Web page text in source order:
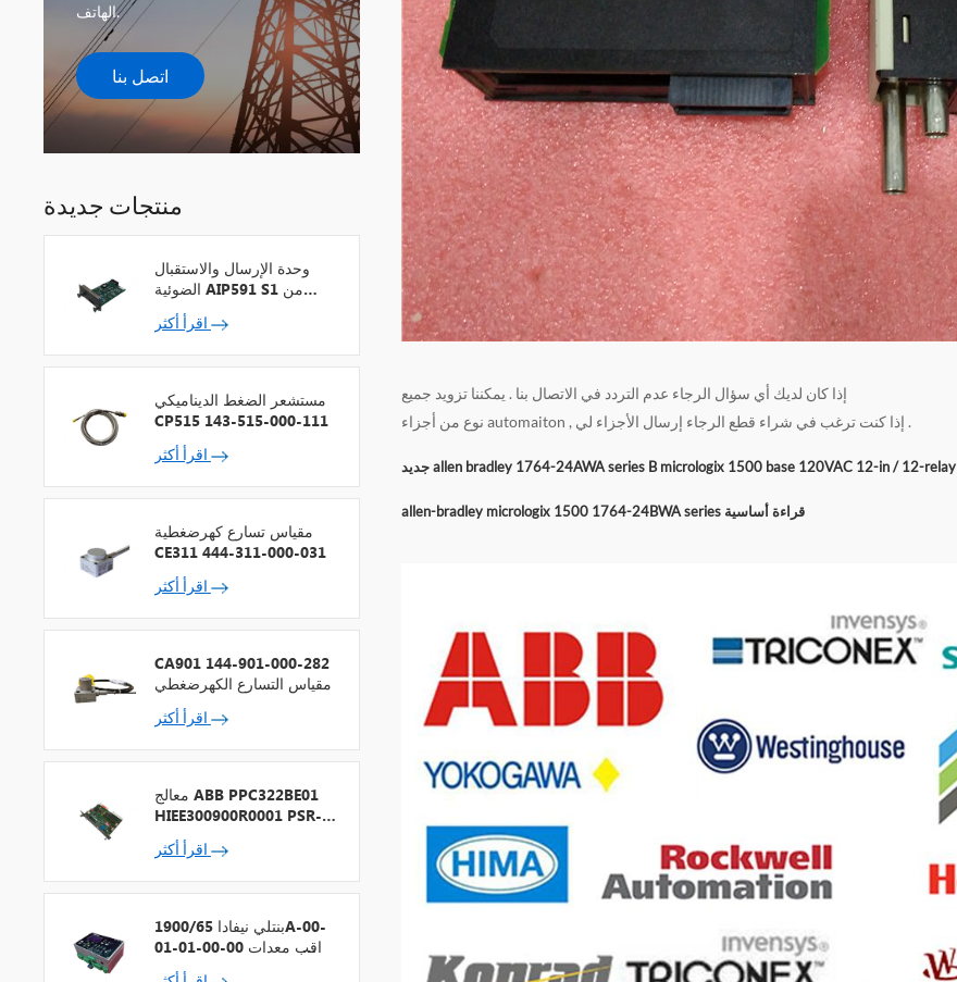
إذا كان لديك أي سؤال الرجاء عدم التردد في الاتصال بنا . يمكننا تزويد جميع
نوع من أجزاء automaiton , إذا كنت ترغب في شراء قطع الرجاء إرسال الأجزاء لي .
جديد allen bradley 1764-24AWA series B micrologix 1500 base 120VAC 12-in / 12-relay
allen-bradley micrologix 1500 1764-24BWA series قراءة أساسية
الهاتف.
اتصل بنا
منتجات جديدة
وحدة الإرسال والاستقبال
الضوئية AIP591 S1 من
شركة يوكوجاوا لمكرر شبكة
V
مستشعر الضغط الديناميكي
CP515 143-515-000-111
مقياس تسارع كهرضغطية
CE311 444-311-000-031
CA901 144-901-000-282
مقياس التسارع الكهرضغطي
معالج ABB PPC322BE01
HIEE300900R0001 PSR-2
+ ناقل المجال
بنتلي نيفادا 1900/65A-00-
01-01-00-00 مراقب معدات
الأغراض العامة